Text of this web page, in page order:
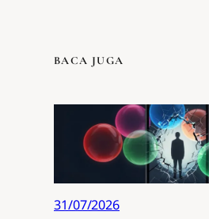
BACA JUGA
31/07/2026